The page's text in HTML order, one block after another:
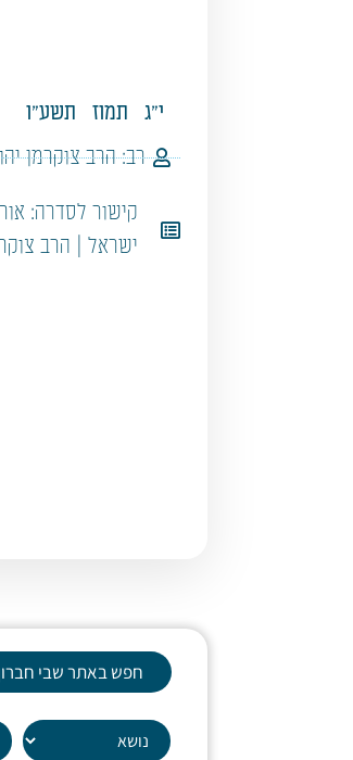
י"ג תמוז
תשע"ו
רב: הרב צוקרמן
קישור לסדרה:
ישראל | הרב